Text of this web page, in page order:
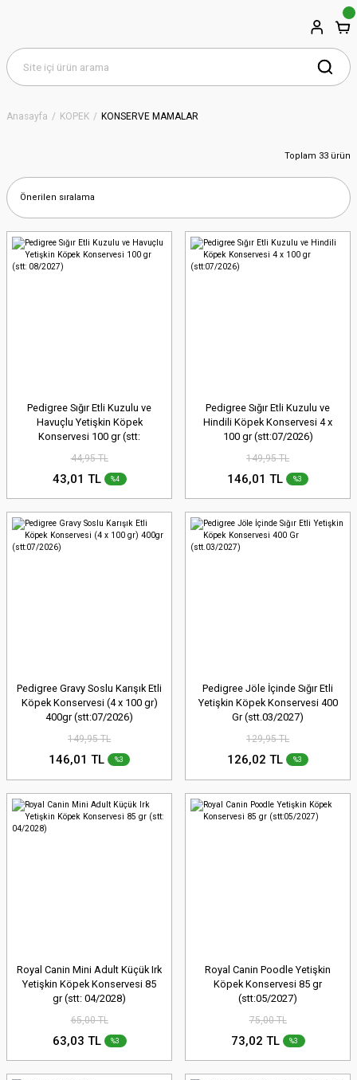
Anasayfa KÖPEK KONSERVE MAMALAR
Toplam 33 ürün
Pedigree Sığır Etli Kuzulu ve
Havuçlu Yetişkin Köpek
Konservesi 100 gr (stt:
44,95 TL
43,01 TL %4
Pedigree Sığır Etli Kuzulu ve
Hindili Köpek Konservesi 4 x
100 gr (stt:07/2026)
149,95 TL
146,01 TL %3
Pedigree Gravy Soslu Karışık Etli
Köpek Konservesi (4 x 100 gr)
400gr (stt:07/2026)
149,95 TL
146,01 TL %3
Pedigree Jöle İçinde Sığır Etli
Yetişkin Köpek Konservesi 400
Gr (stt.03/2027)
129,95 TL
126,02 TL %3
Royal Canin Mini Adult Küçük Irk
Yetişkin Köpek Konservesi 85
gr (stt: 04/2028)
65,00 TL
63,03 TL %3
Royal Canin Poodle Yetişkin
Köpek Konservesi 85 gr
(stt:05/2027)
75,00 TL
73,02 TL %3